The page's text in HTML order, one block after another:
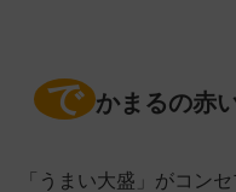
で かまるの赤
「うまい大盛」がコン